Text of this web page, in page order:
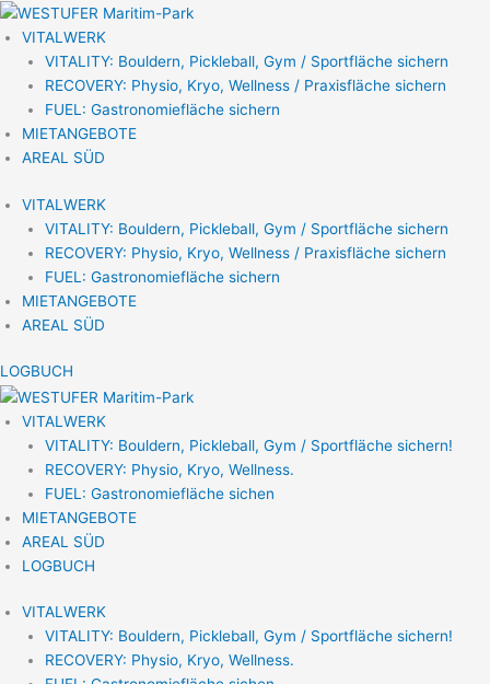
Zum
Inhalt
springen
VITALWERK
VITALITY: Bouldern, Pickleball, Gym / Sportfläche sichern
RECOVERY: Physio, Kryo, Wellness / Praxisfläche sichern
FUEL: Gastronomiefläche sichern
MIETANGEBOTE
AREAL SÜD
VITALWERK
VITALITY: Bouldern, Pickleball, Gym / Sportfläche sichern
RECOVERY: Physio, Kryo, Wellness / Praxisfläche sichern
FUEL: Gastronomiefläche sichern
MIETANGEBOTE
AREAL SÜD
LOGBUCH
VITALWERK
VITALITY: Bouldern, Pickleball, Gym / Sportfläche sichern!
RECOVERY: Physio, Kryo, Wellness.
FUEL: Gastronomiefläche sichen
MIETANGEBOTE
AREAL SÜD
LOGBUCH
VITALWERK
VITALITY: Bouldern, Pickleball, Gym / Sportfläche sichern!
RECOVERY: Physio, Kryo, Wellness.